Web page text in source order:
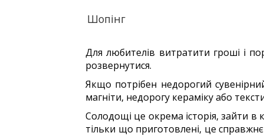
Шопінг
Для любителів витратити гроші і
розвернутися.
Якщо потрібен недорогий
магніти, недорогу кераміку або
Солодощі це окрема історія, зайти в
тільки що приготовлені, це